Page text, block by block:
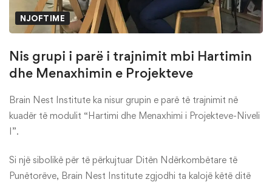
NJOFTIME
Nis grupi i parë i trajnimit mbi Hartimin
dhe Menaxhimin e Projekteve
Brain Nest Institute ka nisur grupin e parë të trajnimit në
kuadër të modulit “Hartimi dhe Menaxhimi i Projekteve-Niveli
I”.
Si një sibolikë për të përkujtuar Ditën Ndërkombëtare të
Punëtorëve, Brain Nest Institute zgjodhi ta kalojë këtë ditë